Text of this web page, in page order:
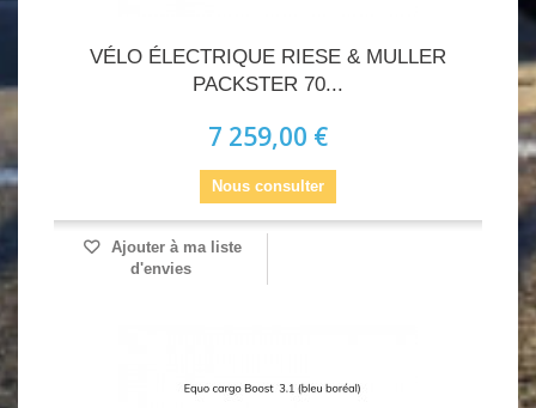
VÉLO ÉLECTRIQUE RIESE & MULLER
PACKSTER 70...
7 259,00 €
Nous consulter
Ajouter à ma liste
d'envies